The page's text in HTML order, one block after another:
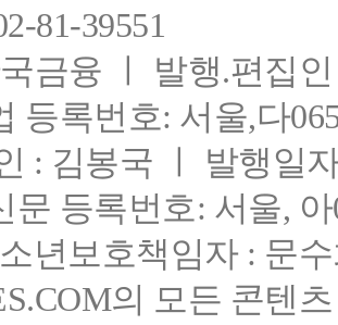
81-39551
금융 ㅣ 발행.편집
등록번호: 서울,다
: 김봉국 ㅣ 발행일
문 등록번호: 서울,
년보호책임자 : 문
의 모든 콘텐